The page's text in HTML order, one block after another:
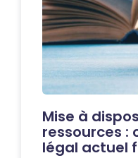
Mise à
ressources :
légal actuel